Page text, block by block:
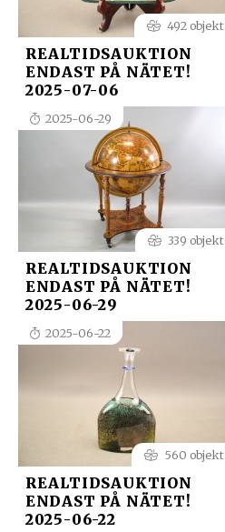
492 objekt
REALTIDSAUKTION
ENDAST PÅ NÄTET!
2025-07-06
2025-06-29
339 objekt
REALTIDSAUKTION
ENDAST PÅ NÄTET!
2025-06-29
2025-06-22
560 objekt
REALTIDSAUKTION
ENDAST PÅ NÄTET!
2025-06-22